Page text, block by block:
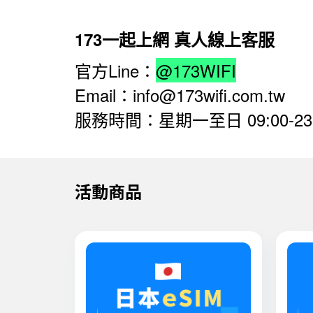
173一起上網 真人線上客服
官方Line： @173WIFI
Email：info@173wifi.com.tw
服務時間：星期一至日 09:00-
活動商品